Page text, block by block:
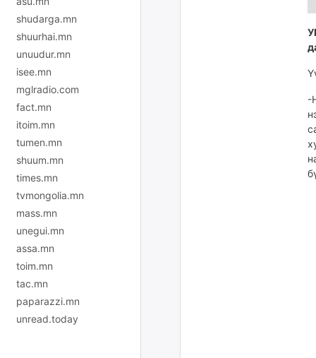
shudarga.mn
shuurhai.mn
unuudur.mn
isee.mn
mglradio.com
fact.mn
itoim.mn
tumen.mn
shuum.mn
times.mn
tvmongolia.mn
mass.mn
unegui.mn
assa.mn
toim.mn
tac.mn
paparazzi.mn
unread.today
-